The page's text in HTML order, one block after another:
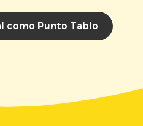
como Punto Tablo